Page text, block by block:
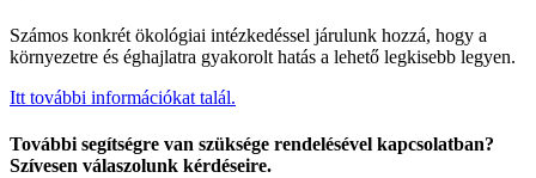
Számos konkrét ökológiai intézkedéssel járulunk hozzá, hogy a
környezetre és éghajlatra gyakorolt hatás a lehető legkisebb legyen.
Itt további információkat talál.
További segítségre van szüksége rendelésével kapcsolatban?
Szívesen válaszolunk kérdéseire.